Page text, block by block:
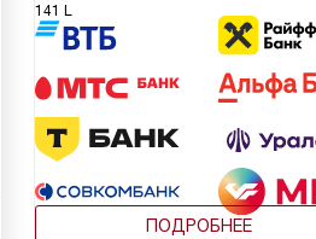
141 L
ПОДРОБНЕЕ